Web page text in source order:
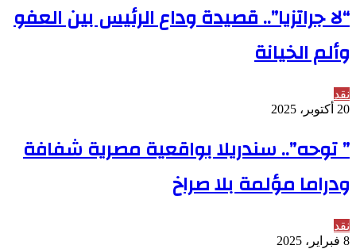
“لا جراتزيا”.. قصيدة وداع الرئيس بين العفو
وألم الخيانة
نقد
20 أكتوبر، 2025
” توحه”.. سندريلا بواقعية مصرية شفافة
ودراما مؤلمة بلا صراخ
نقد
8 فبراير، 2025